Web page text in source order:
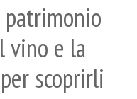
vino e la
scoprirli